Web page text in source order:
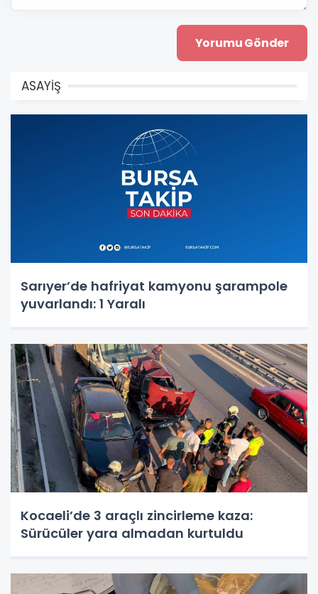
ASAYİŞ
Sarıyer’de hafriyat kamyonu şarampole
yuvarlandı: 1 Yaralı
Kocaeli’de 3 araçlı zincirleme kaza:
Sürücüler yara almadan kurtuldu